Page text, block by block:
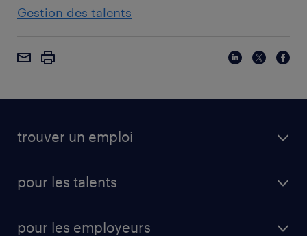
Gestion des talents
trouver un emploi
pour les talents
pour les employeurs